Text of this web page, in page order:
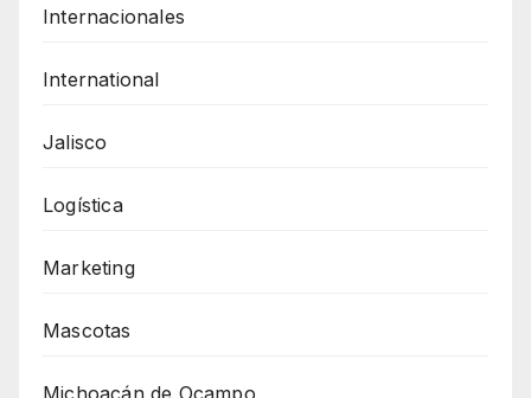
Internacionales
International
Jalisco
Logística
Marketing
Mascotas
Michoacán de Ocampo